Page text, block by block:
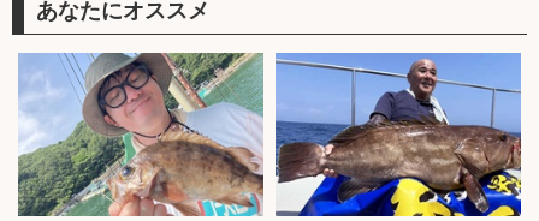
あなたにオススメ